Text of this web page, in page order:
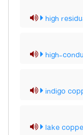
high
high-
indigo
lake